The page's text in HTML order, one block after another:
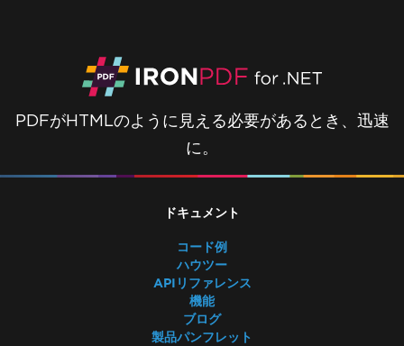
IronPDF Azure/Linux Ubuntu 24.04依存関係
問題 (.NET 9/.NET 10)
Debian 12でのlibjpeg8依存関係の欠如を解決
Amazon Linux 2023でxorg-x11-utilsにより
AWS Lambda Dockerでのlibnss3エラー
Lambdaデプロイメントでの依存関係の欠如
ランタイムフォルダーサイズを削減する
DockerでのLinux ARM64
Windows Server Core Container
LambdaのCustomDeploymentDirectory
PDFがHTMLのように見える必要があるとき、迅速
に。
ドキュメント
コード例
ハウツー
APIリファレンス
機能
ブログ
製品パンフレット